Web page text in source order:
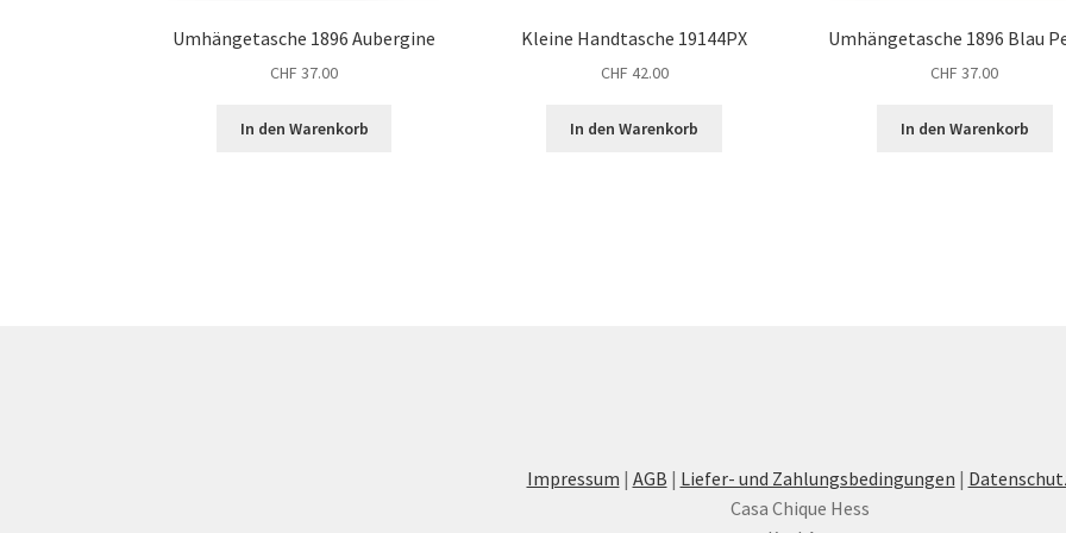
Umhängetasche 1896 Aubergine
CHF 37.00
In den Warenkorb
Kleine Handtasche 19144PX
CHF 42.00
In den Warenkorb
Umhängetasche 1896 Blau
CHF 37.00
In den Warenkorb
Impressum | AGB | Liefer- und Zahlungsbedingungen |
Casa Chique Hess